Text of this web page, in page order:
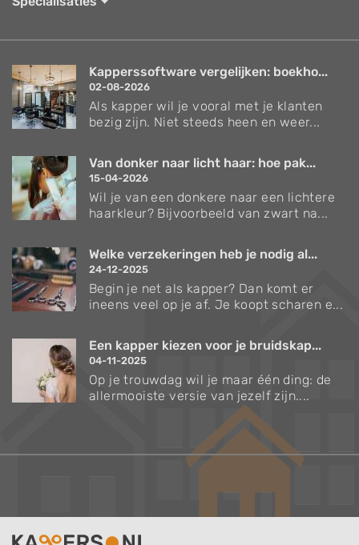
Kapperssoftware vergelijken: boekho...
02-08-2026
Als kapper wil je vooral met je klanten
bezig zijn. Niet steeds heen en weer...
Van donker naar licht haar: hoe pak...
15-04-2026
Wil je van een donkere naar een lichtere
haarkleur? Bijvoorbeeld van zwart na...
Welke verzekeringen heb je nodig al...
24-12-2025
Begin je net als kapper? Dan komt er
ineens veel op je af. Je koopt scharen e...
Een kapper kiezen voor je bruidskap...
04-11-2025
Op je trouwdag wil je maar één ding: de
allermooiste versie van jezelf zijn....